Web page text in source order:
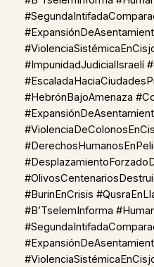
#ImpunidadJudicialIsraelí
#HebrónBajoAmenaza
#BurinEnCrisis
#B’TselemInforma